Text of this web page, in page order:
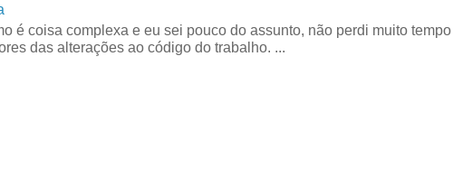
é coisa complexa e eu sei pouco do assunto, não perdi muito tempo
das alterações ao código do trabalho. ...